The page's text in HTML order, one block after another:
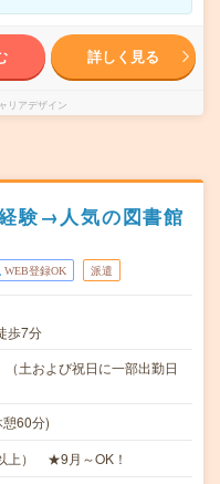
詳しく見る
リアデザイン
験→人気の図書館
WEB登録OK 派遣
歩7分
土および祝日に一部出勤日
60分)
上） ★9月～OK！